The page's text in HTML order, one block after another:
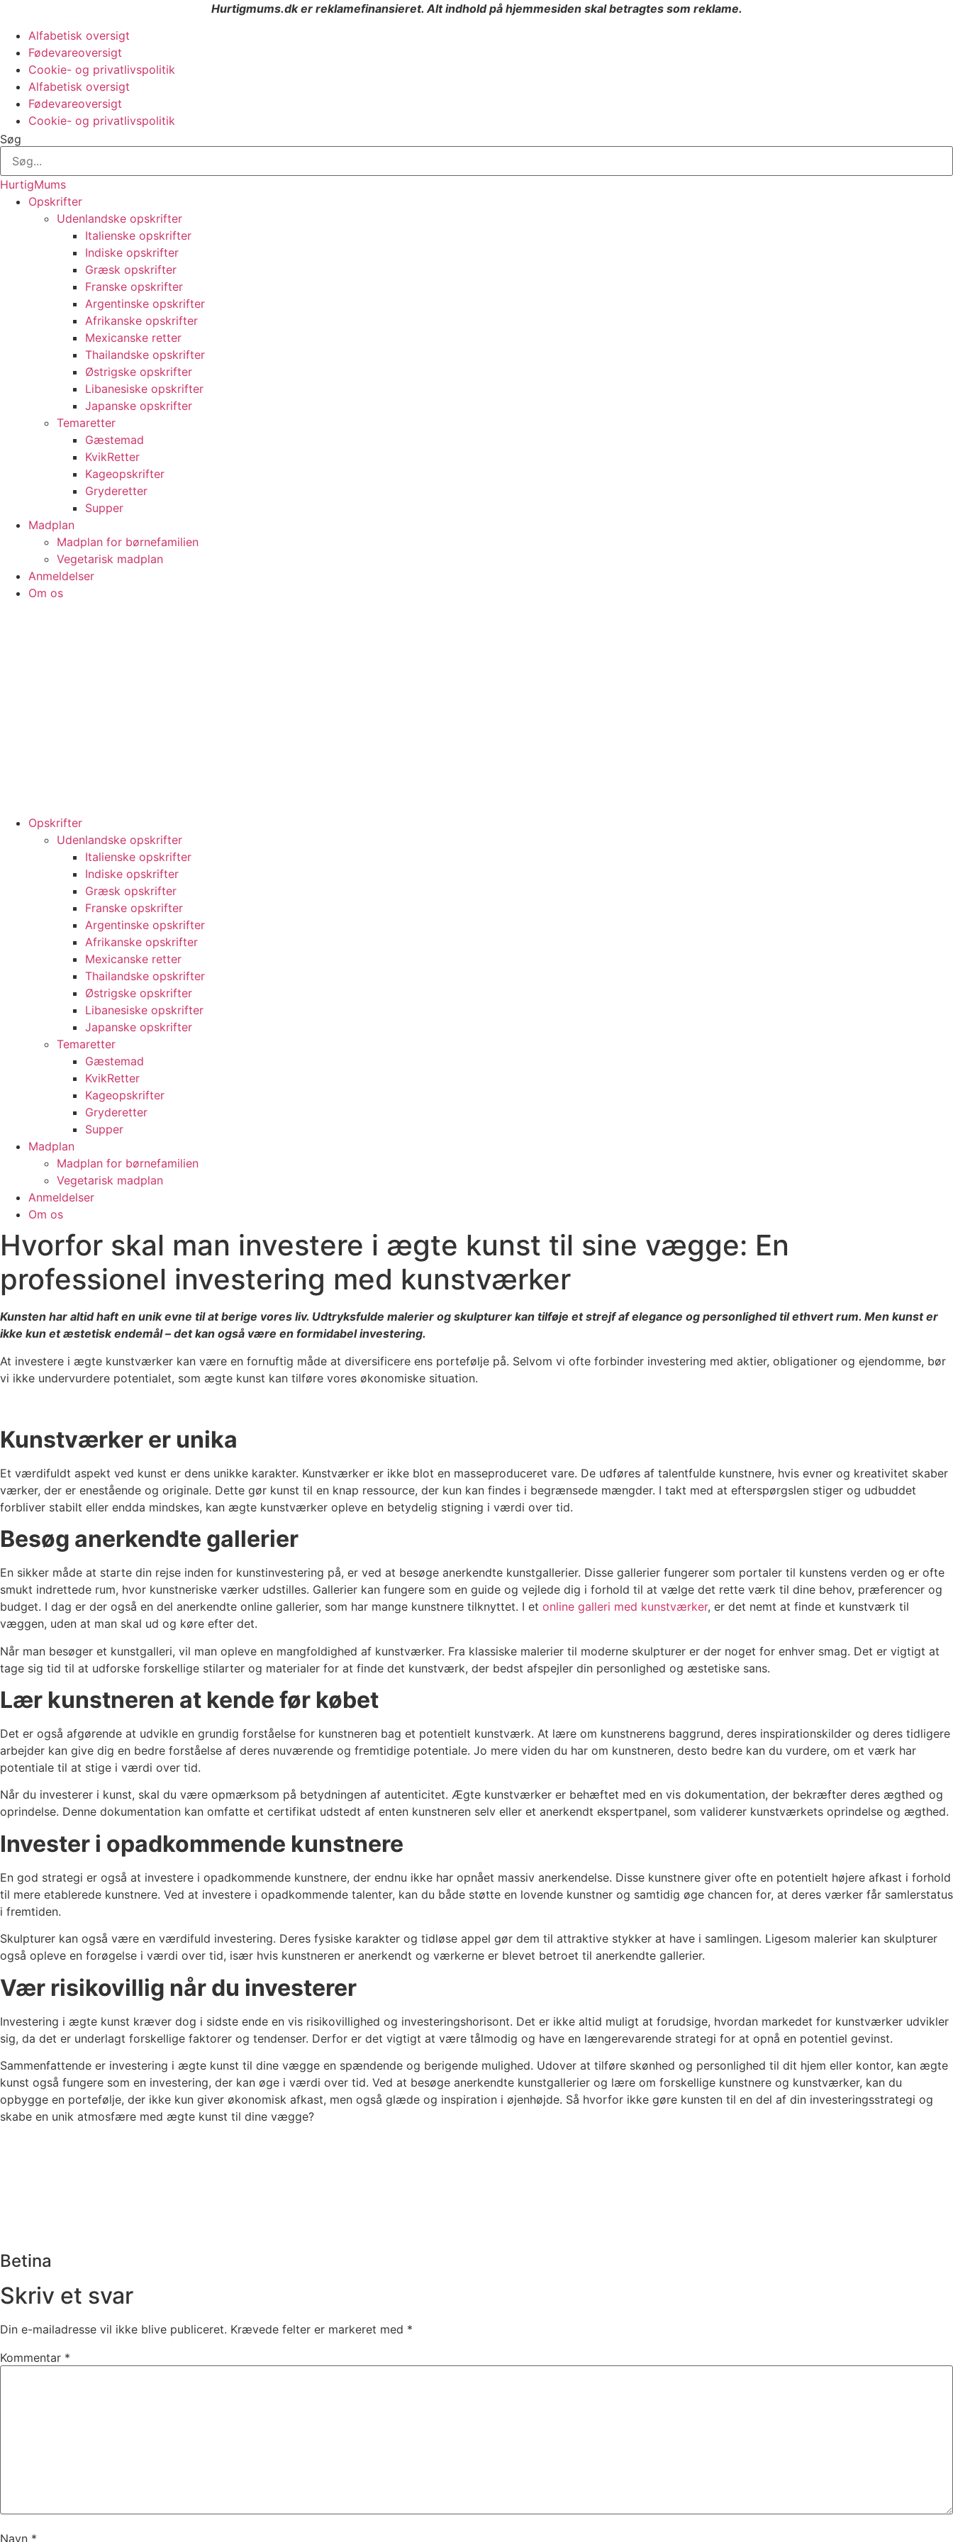
Hurtigmums.dk er reklamefinansieret. Alt indhold på hjemmesiden skal betragtes som reklame.
Alfabetisk oversigt
Fødevareoversigt
Cookie- og privatlivspolitik
Alfabetisk oversigt
Fødevareoversigt
Cookie- og privatlivspolitik
Søg
HurtigMums
Opskrifter
Udenlandske opskrifter
Italienske opskrifter
Indiske opskrifter
Græsk opskrifter
Franske opskrifter
Argentinske opskrifter
Afrikanske opskrifter
Mexicanske retter
Thailandske opskrifter
Østrigske opskrifter
Libanesiske opskrifter
Japanske opskrifter
Temaretter
Gæstemad
KvikRetter
Kageopskrifter
Gryderetter
Supper
Madplan
Madplan for børnefamilien
Vegetarisk madplan
Anmeldelser
Om os
Opskrifter
Udenlandske opskrifter
Italienske opskrifter
Indiske opskrifter
Græsk opskrifter
Franske opskrifter
Argentinske opskrifter
Afrikanske opskrifter
Mexicanske retter
Thailandske opskrifter
Østrigske opskrifter
Libanesiske opskrifter
Japanske opskrifter
Temaretter
Gæstemad
KvikRetter
Kageopskrifter
Gryderetter
Supper
Madplan
Madplan for børnefamilien
Vegetarisk madplan
Anmeldelser
Om os
Hvorfor skal man investere i ægte kunst til sine vægge: En
professionel investering med kunstværker
Kunsten har altid haft en unik evne til at berige vores liv. Udtryksfulde malerier og skulpturer kan tilføje et strejf af elegance og personlighed til ethvert rum. Men kunst er
ikke kun et æstetisk endemål – det kan også være en formidabel investering.
At investere i ægte kunstværker kan være en fornuftig måde at diversificere ens portefølje på. Selvom vi ofte forbinder investering med aktier, obligationer og ejendomme, bør
vi ikke undervurdere potentialet, som ægte kunst kan tilføre vores økonomiske situation.
Kunstværker er unika
Et værdifuldt aspekt ved kunst er dens unikke karakter. Kunstværker er ikke blot en masseproduceret vare. De udføres af talentfulde kunstnere, hvis evner og kreativitet skaber
værker, der er enestående og originale. Dette gør kunst til en knap ressource, der kun kan findes i begrænsede mængder. I takt med at efterspørgslen stiger og udbuddet
forbliver stabilt eller endda mindskes, kan ægte kunstværker opleve en betydelig stigning i værdi over tid.
Besøg anerkendte gallerier
En sikker måde at starte din rejse inden for kunstinvestering på, er ved at besøge anerkendte kunstgallerier. Disse gallerier fungerer som portaler til kunstens verden og er ofte
smukt indrettede rum, hvor kunstneriske værker udstilles. Gallerier kan fungere som en guide og vejlede dig i forhold til at vælge det rette værk til dine behov, præferencer og
budget. I dag er der også en del anerkendte online gallerier, som har mange kunstnere tilknyttet. I et online galleri med kunstværker, er det nemt at finde et kunstværk til
væggen, uden at man skal ud og køre efter det.
Når man besøger et kunstgalleri, vil man opleve en mangfoldighed af kunstværker. Fra klassiske malerier til moderne skulpturer er der noget for enhver smag. Det er vigtigt at
tage sig tid til at udforske forskellige stilarter og materialer for at finde det kunstværk, der bedst afspejler din personlighed og æstetiske sans.
Lær kunstneren at kende før købet
Det er også afgørende at udvikle en grundig forståelse for kunstneren bag et potentielt kunstværk. At lære om kunstnerens baggrund, deres inspirationskilder og deres tidligere
arbejder kan give dig en bedre forståelse af deres nuværende og fremtidige potentiale. Jo mere viden du har om kunstneren, desto bedre kan du vurdere, om et værk har
potentiale til at stige i værdi over tid.
Når du investerer i kunst, skal du være opmærksom på betydningen af autenticitet. Ægte kunstværker er behæftet med en vis dokumentation, der bekræfter deres ægthed og
oprindelse. Denne dokumentation kan omfatte et certifikat udstedt af enten kunstneren selv eller et anerkendt ekspertpanel, som validerer kunstværkets oprindelse og ægthed.
Invester i opadkommende kunstnere
En god strategi er også at investere i opadkommende kunstnere, der endnu ikke har opnået massiv anerkendelse. Disse kunstnere giver ofte en potentielt højere afkast i forhold
til mere etablerede kunstnere. Ved at investere i opadkommende talenter, kan du både støtte en lovende kunstner og samtidig øge chancen for, at deres værker får samlerstatus
i fremtiden.
Skulpturer kan også være en værdifuld investering. Deres fysiske karakter og tidløse appel gør dem til attraktive stykker at have i samlingen. Ligesom malerier kan skulpturer
også opleve en forøgelse i værdi over tid, især hvis kunstneren er anerkendt og værkerne er blevet betroet til anerkendte gallerier.
Vær risikovillig når du investerer
Investering i ægte kunst kræver dog i sidste ende en vis risikovillighed og investeringshorisont. Det er ikke altid muligt at forudsige, hvordan markedet for kunstværker udvikler
sig, da det er underlagt forskellige faktorer og tendenser. Derfor er det vigtigt at være tålmodig og have en længerevarende strategi for at opnå en potentiel gevinst.
Sammenfattende er investering i ægte kunst til dine vægge en spændende og berigende mulighed. Udover at tilføre skønhed og personlighed til dit hjem eller kontor, kan ægte
kunst også fungere som en investering, der kan øge i værdi over tid. Ved at besøge anerkendte kunstgallerier og lære om forskellige kunstnere og kunstværker, kan du
opbygge en portefølje, der ikke kun giver økonomisk afkast, men også glæde og inspiration i øjenhøjde. Så hvorfor ikke gøre kunsten til en del af din investeringsstrategi og
skabe en unik atmosfære med ægte kunst til dine vægge?
Betina
Skriv et svar
Din e-mailadresse vil ikke blive publiceret. Krævede felter er markeret med *
Kommentar *
Navn *